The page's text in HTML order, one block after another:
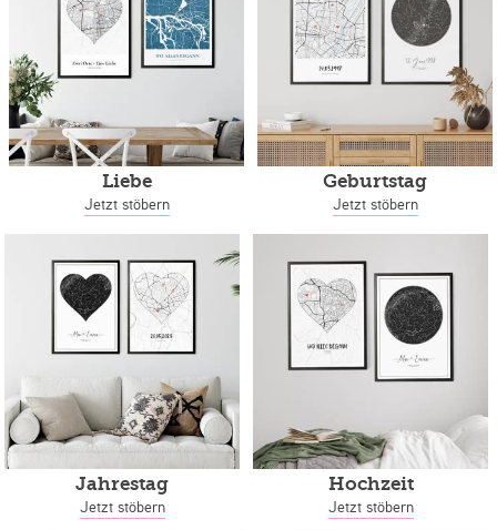
Liebe
Jetzt stöbern
Geburtstag
Jetzt stöbern
Jahrestag
Jetzt stöbern
Hochzeit
Jetzt stöbern